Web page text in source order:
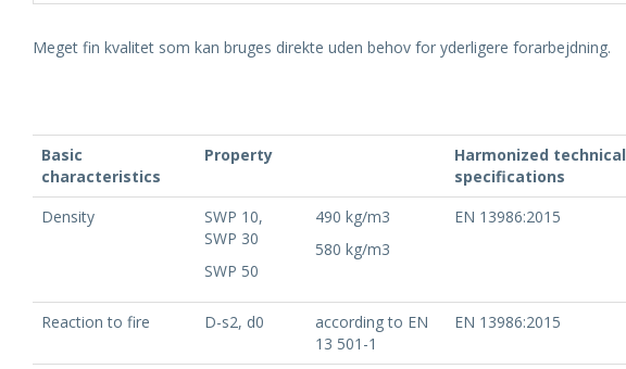
Meget fin kvalitet som kan bruges direkte uden behov for yderligere forarbejdning.
Basic
characteristics
Property
Harmonized technical
specifications
Density
SWP 10,
SWP 30
SWP 50
490 kg/m3
580 kg/m3
EN 13986:2015
Reaction to fire D-s2, d0
according to EN
13 501-1
EN 13986:2015